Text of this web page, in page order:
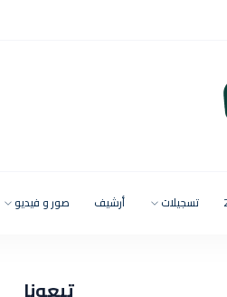
تسجيلات أرشيف صور و فيديو
تبعونا